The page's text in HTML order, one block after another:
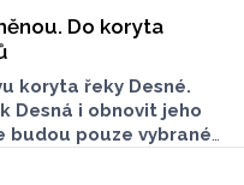
Do koryta
koryta řeky Desné.
Desná i obnovit jeho
budou pouze vybrané